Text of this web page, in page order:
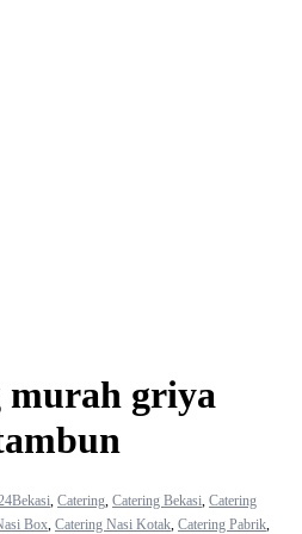
murah griya
Bekasi, Catering, Catering Bekasi, Catering
Box, Catering Nasi Kotak, Catering Pabrik,